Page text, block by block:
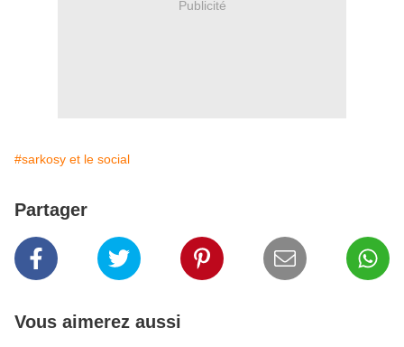
Publicité
#sarkosy et le social
Partager
Vous aimerez aussi